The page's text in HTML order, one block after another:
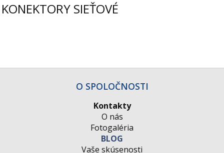
KONEKTORY SIEŤOVÉ
O SPOLOČNOSTI
Kontakty
O nás
Fotogaléria
BLOG
Vaše skúsenosti